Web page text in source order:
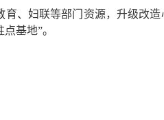
育、妇联等部门资源，升级改
基地”。